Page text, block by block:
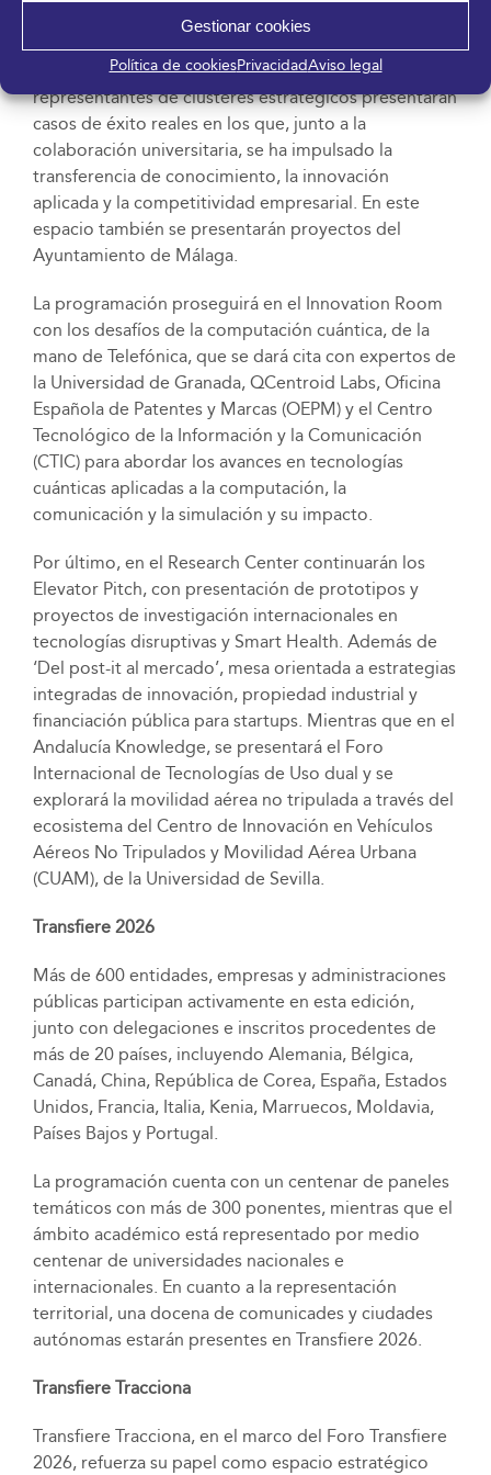
Gestionar cookies
Política de cookiesPrivacidadAviso legal
cómo la IA impulsa la innovación y el papel de la
transferencia de conocimiento entre la investigación
pública y el tejido productivo. Tras este panel,
representantes de clústeres estratégicos presentarán
casos de éxito reales en los que, junto a la
colaboración universitaria, se ha impulsado la
transferencia de conocimiento, la innovación
aplicada y la competitividad empresarial. En este
espacio también se presentarán proyectos del
Ayuntamiento de Málaga.
La programación proseguirá en el Innovation Room
con los desafíos de la computación cuántica, de la
mano de Telefónica, que se dará cita con expertos de
la Universidad de Granada, QCentroid Labs, Oficina
Española de Patentes y Marcas (OEPM) y el Centro
Tecnológico de la Información y la Comunicación
(CTIC) para abordar los avances en tecnologías
cuánticas aplicadas a la computación, la
comunicación y la simulación y su impacto.
Por último, en el Research Center continuarán los
Elevator Pitch, con presentación de prototipos y
proyectos de investigación internacionales en
tecnologías disruptivas y Smart Health. Además de
‘Del post-it al mercado’, mesa orientada a estrategias
integradas de innovación, propiedad industrial y
financiación pública para startups. Mientras que en el
Andalucía Knowledge, se presentará el Foro
Internacional de Tecnologías de Uso dual y se
explorará la movilidad aérea no tripulada a través del
ecosistema del Centro de Innovación en Vehículos
Aéreos No Tripulados y Movilidad Aérea Urbana
(CUAM), de la Universidad de Sevilla.
Transfiere 2026
Más de 600 entidades, empresas y administraciones
públicas participan activamente en esta edición,
junto con delegaciones e inscritos procedentes de
más de 20 países, incluyendo Alemania, Bélgica,
Canadá, China, República de Corea, España, Estados
Unidos, Francia, Italia, Kenia, Marruecos, Moldavia,
Países Bajos y Portugal.
La programación cuenta con un centenar de paneles
temáticos con más de 300 ponentes, mientras que el
ámbito académico está representado por medio
centenar de universidades nacionales e
internacionales. En cuanto a la representación
territorial, una docena de comunicades y ciudades
autónomas estarán presentes en Transfiere 2026.
Transfiere Tracciona
Transfiere Tracciona, en el marco del Foro Transfiere
2026, refuerza su papel como espacio estratégico